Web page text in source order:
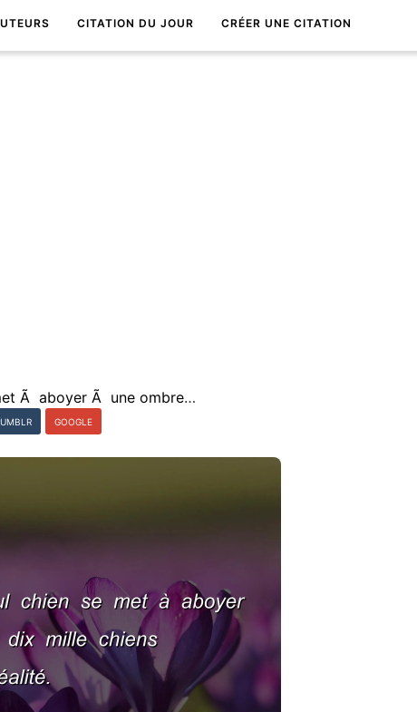
CITATION DU JOUR CRÉER UNE CITATION
Quand un seul chien se met Ã aboyer Ã une ombre, dix mille chiens en font une rÃ©alitÃ©.
GOOGLE